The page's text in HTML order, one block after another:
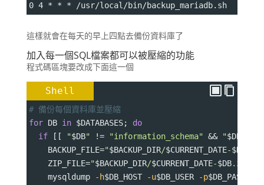
0 4 * * * /usr/local/bin/backup_mariadb.sh
這樣就會在每天的早上四點去備份資料庫了
加入每一個SQL檔案都可以被壓縮的功能
程式碼區塊要改成下面這一個
Shell
# 備份每個資料庫並壓縮
for DB in $DATABASES; do
if [[ "$DB" != "information_schema" && "$DB
BACKUP_FILE="$BACKUP_DIR/$CURRENT_DATE-$DB
ZIP_FILE="$BACKUP_DIR/$CURRENT_DATE-$DB.zip"
    mysqldump
-h$DB_HOST -u$DB_USER -p$DB_PASSWORD